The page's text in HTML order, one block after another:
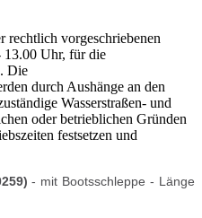
rechtlich vorgeschriebenen
13.00 Uhr, für die
Die
durch Aushänge an den
Wasserstraßen- und
oder betrieblichen Gründen
festsetzen und
- mit Bootsschleppe - Länge